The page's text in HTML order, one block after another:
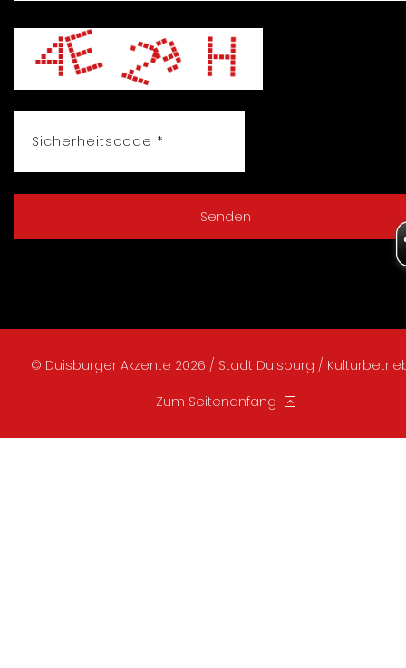
© Duisburger Akzente 2026 / Stadt Duisburg /
Zum Seitenanfang